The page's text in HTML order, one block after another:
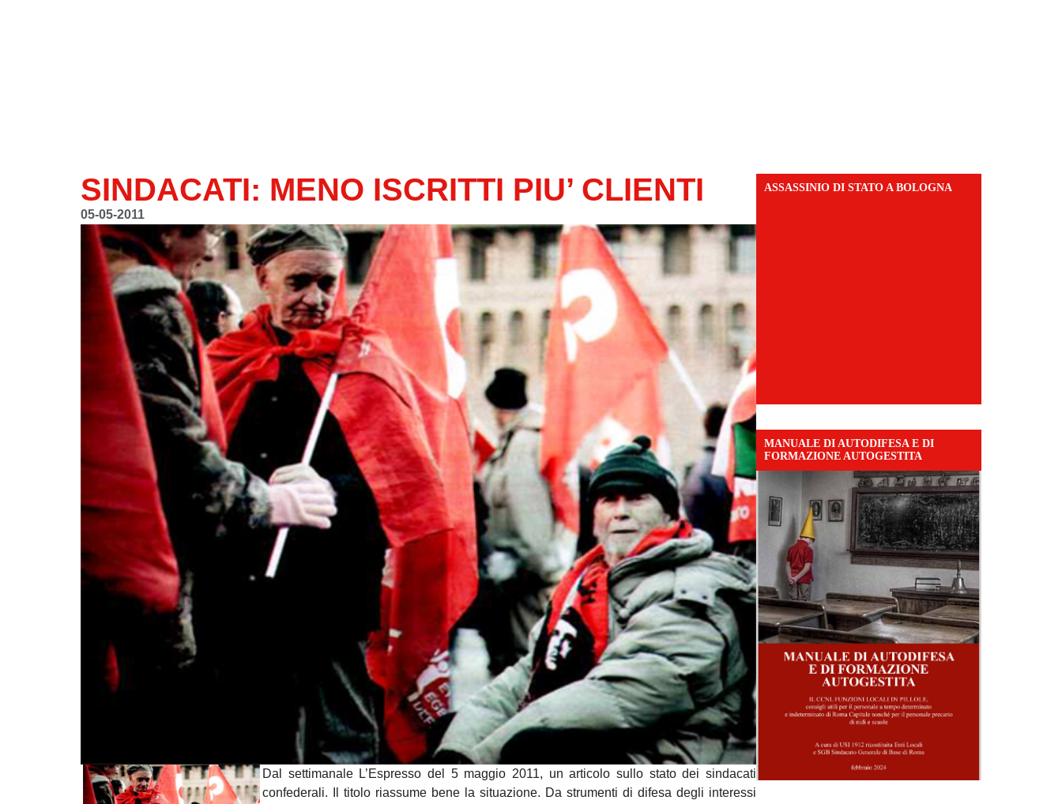
SINDACATI: MENO ISCRITTI PIU’ CLIENTI
05-05-2011
Dal settimanale L’Espresso del 5 maggio 2011, un articolo sullo stato dei sindacati
confederali. Il titolo riassume bene la situazione. Da strumenti di difesa degli interessi
ASSASSINIO DI STATO A BOLOGNA
MANUALE DI AUTODIFESA E DI
FORMAZIONE AUTOGESTITA